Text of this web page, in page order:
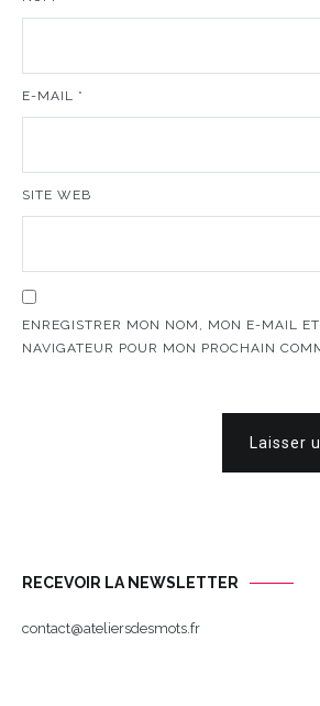
E-MAIL *
SITE WEB
ENREGISTRER MON NOM, MON E-MAIL
NAVIGATEUR POUR MON PROCHAIN
Laisser
RECEVOIR LA NEWSLETTER
contact@ateliersdesmots.fr